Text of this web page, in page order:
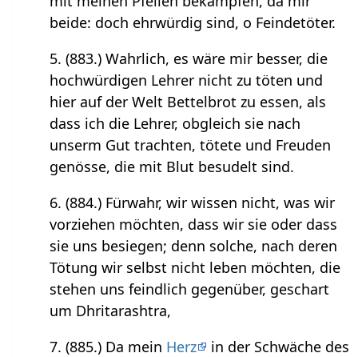
beide: doch ehrwürdig sind, o Feindetöter.
5. (883.) Wahrlich, es wäre mir besser, die
hochwürdigen Lehrer nicht zu töten und
hier auf der Welt Bettelbrot zu essen, als
dass ich die Lehrer, obgleich sie nach
unserm Gut trachten, tötete und Freuden
genösse, die mit Blut besudelt sind.
6. (884.) Fürwahr, wir wissen nicht, was wir
vorziehen möchten, dass wir sie oder dass
sie uns besiegen; denn solche, nach deren
Tötung wir selbst nicht leben möchten, die
stehen uns feindlich gegenüber, geschart
um Dhritarashtra,
7. (885.) Da mein Herz
in der Schwäche des